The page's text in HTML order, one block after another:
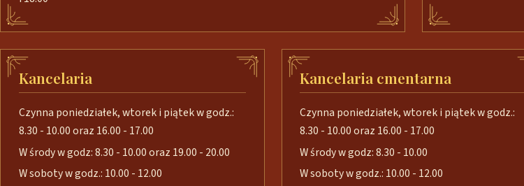
Kancelaria
Czynna poniedziałek, wtorek i piątek w godz.:
8.30 - 10.00 oraz 16.00 - 17.00
W środy w godz: 8.30 - 10.00 oraz 19.00 - 20.00
W soboty w godz.: 10.00 - 12.00
Kancelaria cmentarna
Czynna poniedziałek, wtorek i piątek w godz.:
8.30 - 10.00 oraz 16.00 - 17.00
W środy w godz: 8.30 - 10.00
W soboty w godz.: 10.00 - 12.00